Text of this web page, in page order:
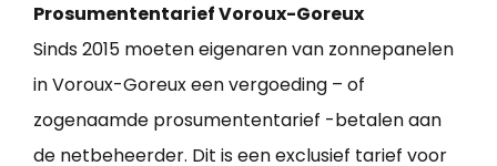
Prosumententarief Voroux-Goreux
Sinds 2015 moeten eigenaren van zonnepanelen
in Voroux-Goreux een vergoeding – of
zogenaamde prosumententarief -betalen aan
de netbeheerder. Dit is een exclusief tarief voor